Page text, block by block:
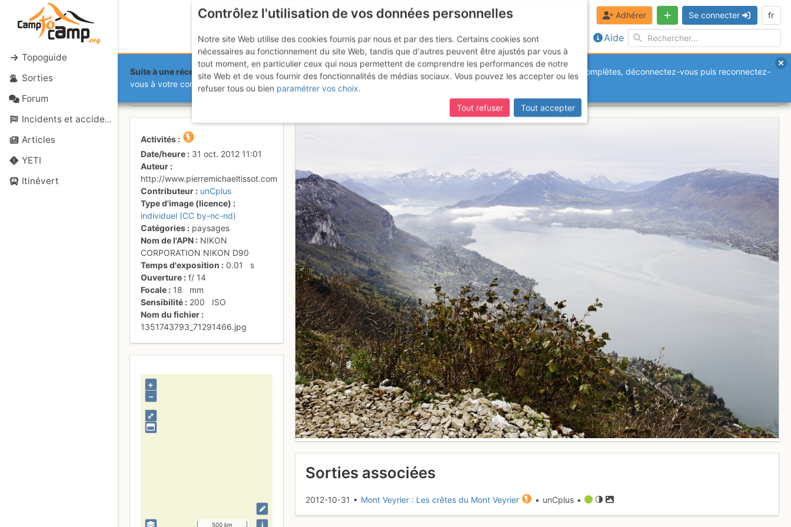
Topoguide
Sorties
Forum
Incidents et accidents
Articles
YETI
Itinévert
Aide
Adhérer Se connecter fr
Suite à une récente et importante mise à jour du site,si certaines pages ne sont plus accessibles, manquantes ou incomplètes, déconnectez-vous puis reconnectez-
vous à votre compte sur le site.
Vue bers les Bauges
Activités
Date/heure
31 oct. 2012 11:01
Auteur
http://www.pierremichaeltissot.com
Contributeur
unCplus
Type d'image (licence)
individuel (CC by-nc-nd)
Catégories
paysages
Nom de l'APN
NIKON
CORPORATION NIKON D90
Temps d'exposition
0.01
s
Ouverture
f/14
Focale
18
mm
Sensibilité
200
ISO
Nom du fichier
1351743793_71291466.jpg
⤢
+
–
500 km
Sorties associées
2012-10-31 • Mont Veyrier : Les crêtes du Mont Veyrier • unCplus •
Contrôlez l'utilisation de vos données personnelles
Notre site Web utilise des cookies fournis par nous et par des tiers. Certains cookies sont
nécessaires au fonctionnement du site Web, tandis que d'autres peuvent être ajustés par vous à
tout moment, en particulier ceux qui nous permettent de comprendre les performances de notre
site Web et de vous fournir des fonctionnalités de médias sociaux. Vous pouvez les accepter ou les
refuser tous ou bien paramétrer vos choix.
Tout refuser
Tout accepter